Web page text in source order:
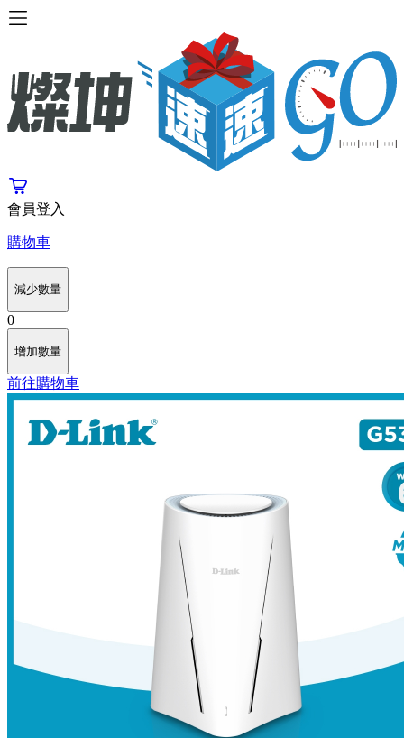
會員登入
購物車
減少數量
0
增加數量
前往購物車